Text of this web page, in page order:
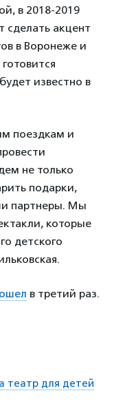
в 2018-2019
сделать акцент
в Воронеже и
известно в
поездкам и
не только
подарки,
партнеры. Мы
которые
детского
в третий раз.
театр для детей